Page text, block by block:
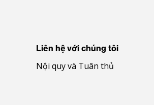
Liên hệ với chúng tôi
Nội quy và Tuân thủ